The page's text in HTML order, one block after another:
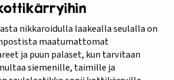
nikkaroidulla laakealla seulalla on
maatumattomat
ja puun palaset, kun tarvitaan
siemenille, taimille ja